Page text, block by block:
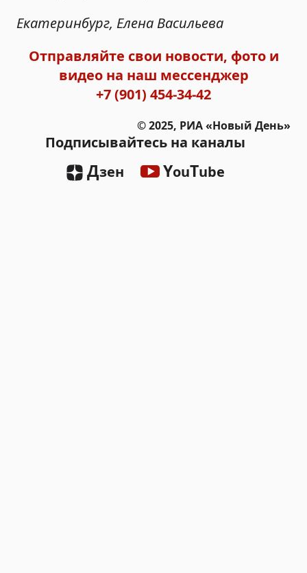
Екатеринбург, Елена Васильева
Отправляйте свои новости, фото и
видео на наш мессенджер
+7 (901) 454-34-42
© 2025, РИА «Новый День»
Подписывайтесь на каналы
Дзен YouTube